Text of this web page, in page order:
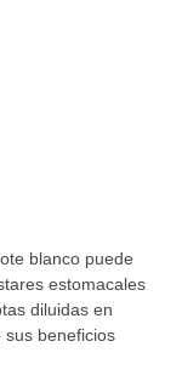
blanco puede
estomacales
diluidas en
beneficios